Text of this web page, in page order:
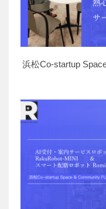
浜松Co-startup